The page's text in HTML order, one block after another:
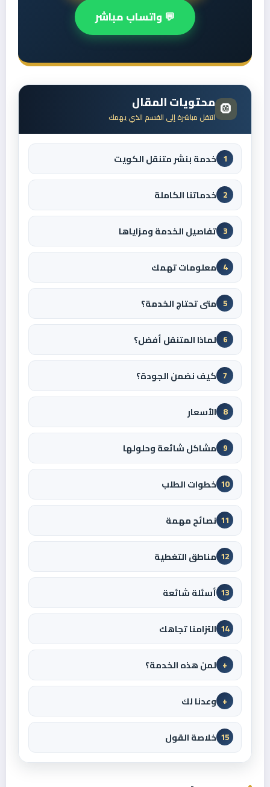
💬 واتساب مباشر
🛞 محتويات المقال
انتقل مباشرة إلى القسم الذي يهمك
1 خدمة بنشر متنقل الكويت
2 خدماتنا الكاملة
3 تفاصيل الخدمة ومزاياها
4 معلومات تهمك
5 متى تحتاج الخدمة؟
6 لماذا المتنقل أفضل؟
7 كيف نضمن الجودة؟
8 الأسعار
9 مشاكل شائعة وحلولها
10 خطوات الطلب
11 نصائح مهمة
12 مناطق التغطية
13 أسئلة شائعة
14 التزامنا تجاهك
+ لمن هذه الخدمة؟
+ وعدنا لك
15 خلاصة القول